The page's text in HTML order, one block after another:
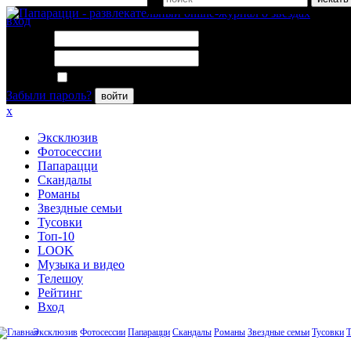
вход
Забыли пароль?
войти
x
Эксклюзив
Фотосессии
Папарацци
Скандалы
Романы
Звездные семьи
Тусовки
Топ-10
LOOK
Музыка и видео
Телешоу
Рейтинг
Вход
Эксклюзив Фотосессии Папарацци Скандалы Романы Звездные семьи Тусовки